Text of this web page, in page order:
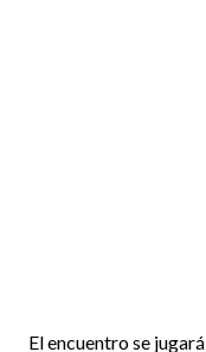
El encuentro se